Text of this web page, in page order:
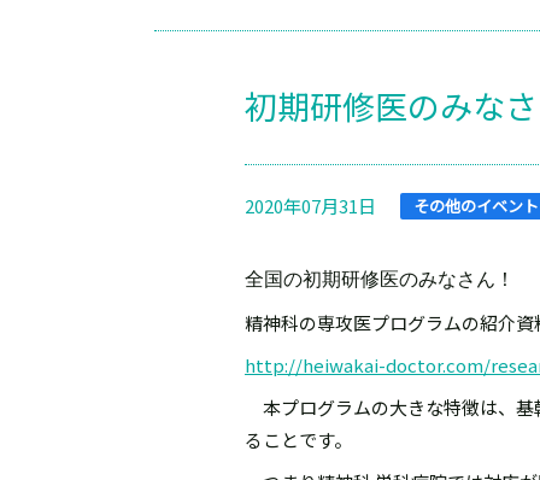
初期研修医のみな
2020年07月31日 その他のイベント
全国の初期研修医のみなさん！
精神科の専攻医プログラムの紹介
http://heiwakai-doctor.com/
本プログラムの大きな特徴は、
ることです。